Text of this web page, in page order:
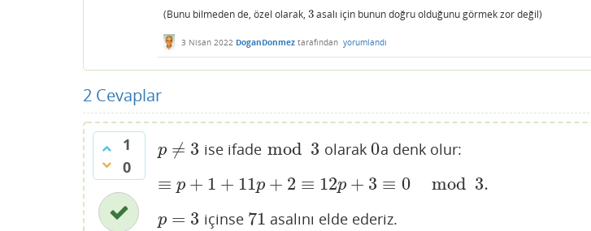
(Bunu bilmeden de, özel olarak, 3
3asalı için bunun doğru olduğunu görmek zor değil)
3 Nisan 2022 DoganDonmez tarafından yorumlandı
2 Cevaplar
1
0
p ≠ 3
p ≠3 ise ifade mod 3
mod3 olarak0
0a denk olur:
≡ p + 1 + 11p + 2 ≡ 12p + 3 ≡ 0 mod 3.
≡ p+1+ 11 p+ 2≡ 12p+3≡ 0mod3.
p = 3
p =3 içinse 71
71 asalını elde ederiz.